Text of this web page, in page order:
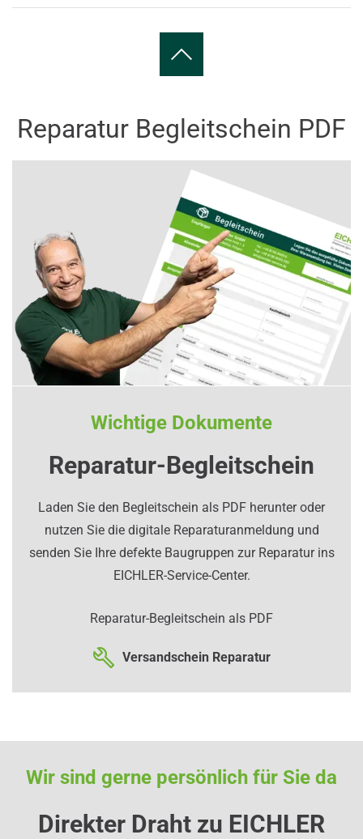
Reparatur Begleitschein PDF
Wichtige Dokumente
Reparatur-Begleitschein
Laden Sie den Begleitschein als PDF herunter oder
nutzen Sie die digitale Reparaturanmeldung und
senden Sie Ihre defekte Baugruppen zur Reparatur ins
EICHLER-Service-Center.
Reparatur-Begleitschein als PDF
Versandschein Reparatur
Wir sind gerne persönlich für Sie da
Direkter Draht zu EICHLER